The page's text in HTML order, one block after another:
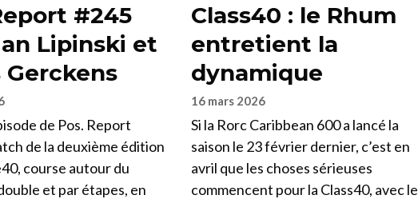
#245
Lipinski et
Gerckens
de Pos. Report
de la deuxième édition
course autour du
et par étapes, en
Class40 : le Rhum
entretient la
dynamique
16 mars 2026
Si la Rorc Caribbean 600 a lancé la
saison le 23 février dernier, c’est en
avril que les choses sérieuses
commencent pour la Class40, avec le